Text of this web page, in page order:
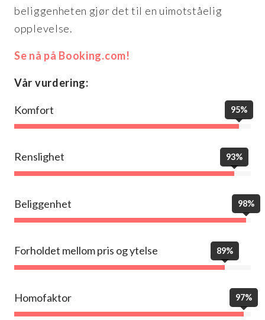
beliggenheten gjør det til en uimotståelig
opplevelse.
Se nå på Booking.com!
Vår vurdering:
Komfort 95%
Renslighet 93%
Beliggenhet 98%
Forholdet mellom pris og ytelse 89%
Homofaktor 97%